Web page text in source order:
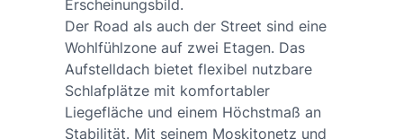
Erscheinungsbild.
Der Road als auch der Street sind eine
Wohlfühlzone auf zwei Etagen. Das
Aufstelldach bietet flexibel nutzbare
Schlafplätze mit komfortabler
Liegefläche und einem Höchstmaß an
Stabilität. Mit seinem Moskitonetz und